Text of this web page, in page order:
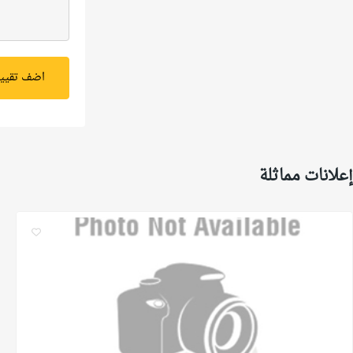
اضف
إعلانات مماثلة